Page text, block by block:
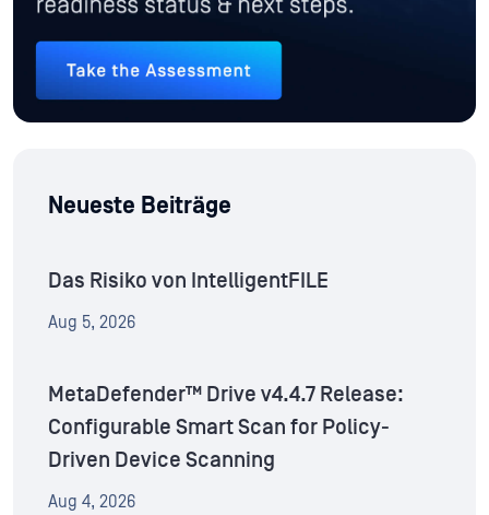
Neueste Beiträge
Das Risiko von IntelligentFILE
Aug 5, 2026
MetaDefender™ Drive v4.4.7 Release:
Configurable Smart Scan for Policy-
Driven Device Scanning
Aug 4, 2026